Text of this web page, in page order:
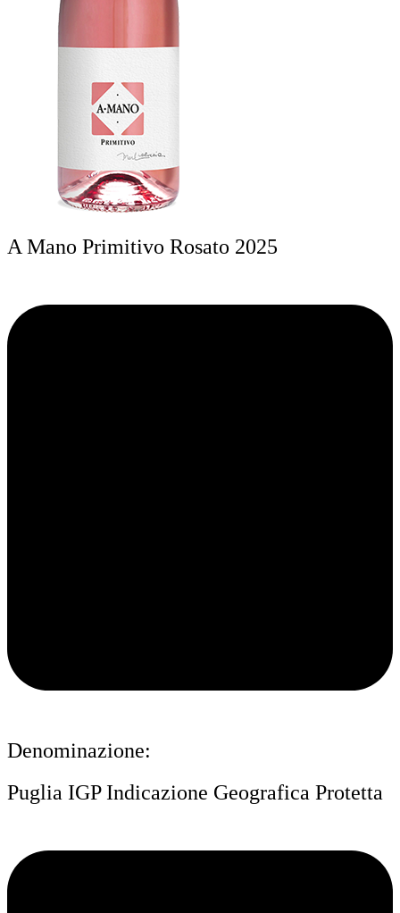
A Mano Primitivo Rosato 2025
Denominazione:
Puglia IGP Indicazione Geografica Protetta